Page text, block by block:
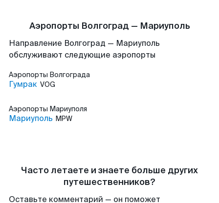
Аэропорты Волгоград — Мариуполь
Направление Волгоград — Мариуполь
обслуживают следующие аэропорты
Аэропорты Волгограда
Гумрак VOG
Аэропорты Мариуполя
Мариуполь MPW
Часто летаете и знаете больше других
путешественников?
Оставьте комментарий — он поможет